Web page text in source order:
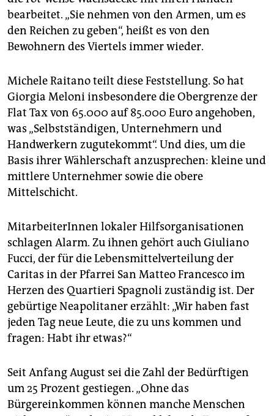
bearbeitet. „Sie nehmen von den Armen, um es
den Reichen zu geben“, heißt es von den
Bewohnern des Viertels immer wieder.
Michele Raitano teilt diese Feststellung. So hat
Giorgia Meloni insbesondere die Obergrenze der
Flat Tax von 65.000 auf 85.000 Euro angehoben,
was „Selbstständigen, Unternehmern und
Handwerkern zugutekommt“. Und dies, um die
Basis ihrer Wählerschaft anzusprechen: kleine und
mittlere Unternehmer sowie die obere
Mittelschicht.
MitarbeiterInnen lokaler Hilfsorganisationen
schlagen Alarm. Zu ihnen gehört auch Giuliano
Fucci, der für die Lebensmittelverteilung der
Caritas in der Pfarrei San Matteo Francesco im
Herzen des Quartieri Spagnoli zuständig ist. Der
gebürtige Neapolitaner erzählt: „Wir haben fast
jeden Tag neue Leute, die zu uns kommen und
fragen: Habt ihr etwas?“
Seit Anfang August sei die Zahl der Bedürftigen
um 25 Prozent gestiegen. „Ohne das
Bürgereinkommen können manche Menschen